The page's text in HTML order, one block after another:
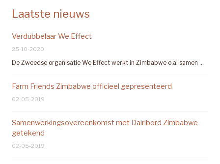
Laatste nieuws
Verdubbelaar We Effect
25-10-2020
De Zweedse organisatie We Effect werkt in Zimbabwe o.a. samen …
Farm Friends Zimbabwe officieel gepresenteerd
02-05-2019
Samenwerkingsovereenkomst met Dairibord Zimbabwe
getekend
02-05-2019